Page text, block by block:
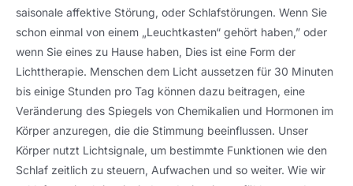
saisonale affektive Störung, oder Schlafstörungen. Wenn Sie
schon einmal von einem „Leuchtkasten“ gehört haben,” oder
wenn Sie eines zu Hause haben, Dies ist eine Form der
Lichttherapie. Menschen dem Licht aussetzen für 30 Minuten
bis einige Stunden pro Tag können dazu beitragen, eine
Veränderung des Spiegels von Chemikalien und Hormonen im
Körper anzuregen, die die Stimmung beeinflussen. Unser
Körper nutzt Lichtsignale, um bestimmte Funktionen wie den
Schlaf zeitlich zu steuern, Aufwachen und so weiter. Wie wir